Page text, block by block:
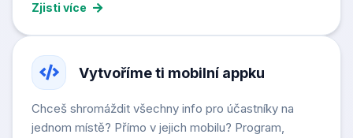
Zjisti více
Vytvoříme ti mobilní appku
Chceš shromáždit všechny info pro účastníky na
jednom místě? Přímo v jejich mobilu? Program,